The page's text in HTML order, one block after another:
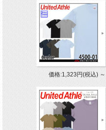
価格:1,323円(税込)～